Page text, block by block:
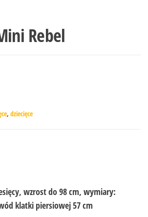
Rebel
, dziecięce
wzrost do 98 cm, wymiary:
klatki piersiowej 57 cm